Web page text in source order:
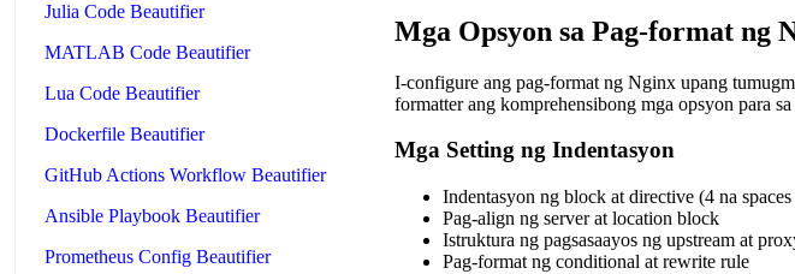
Julia Code Beautifier
MATLAB Code Beautifier
Lua Code Beautifier
Dockerfile Beautifier
GitHub Actions Workflow Beautifier
Ansible Playbook Beautifier
Prometheus Config Beautifier
Mga Opsyon sa Pag-format ng
I-configure ang pag-format ng Nginx upang
formatter ang komprehensibong mga opsyon para
Mga Setting ng Indentasyon
Indentasyon ng block at directive (4 na
Pag-align ng server at location block
Istruktura ng pagsasaayos ng upstream at
Pag-format ng conditional at rewrite rule